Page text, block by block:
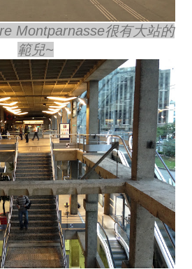
Montparnasse很有大站的
範兒~